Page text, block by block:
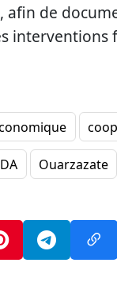
afin de
interventions
Ouarzazate